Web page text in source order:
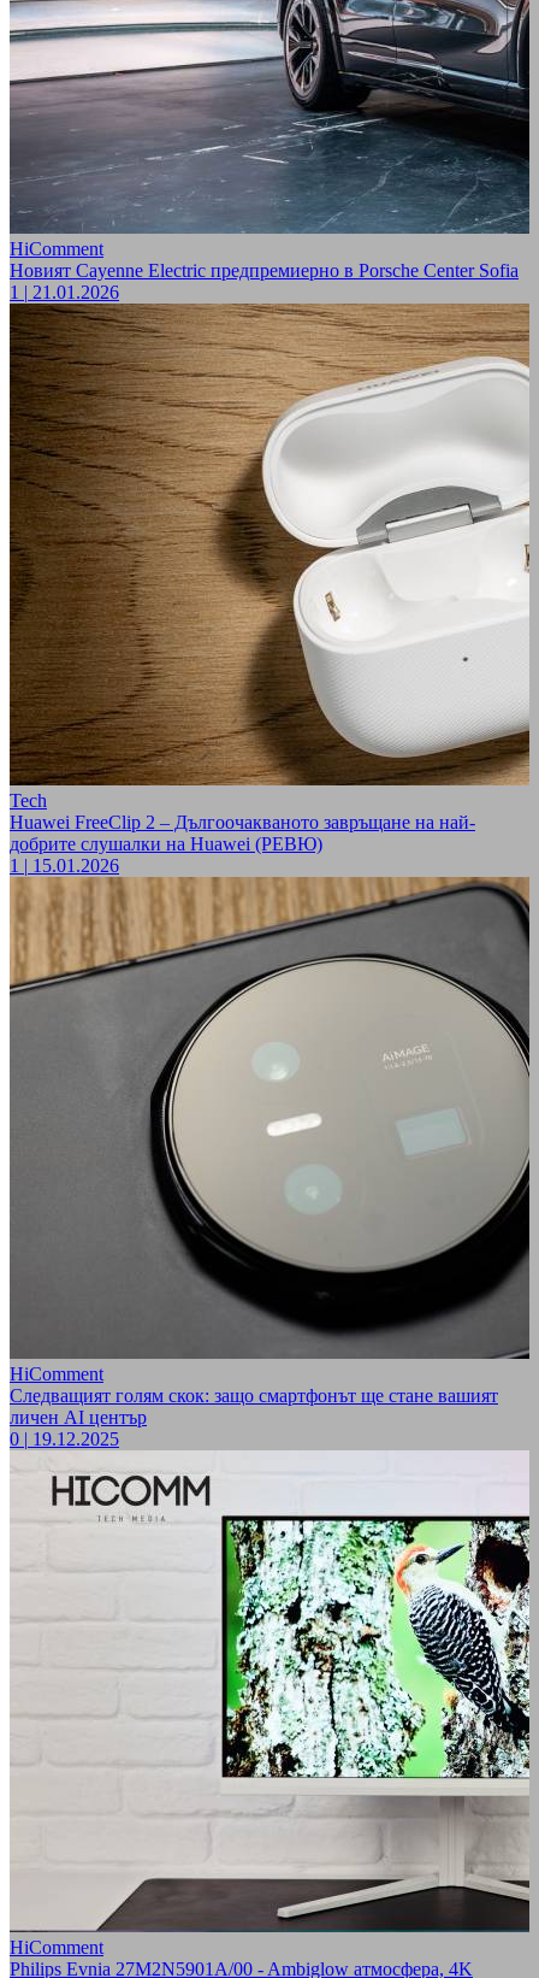
HiComment
Новият Cayenne Electric предпремиерно в Porsche Center Sofia
1 | 21.01.2026
Tech
Huawei FreeClip 2 – Дългоочакваното завръщане на най-
добрите слушалки на Huawei (РЕВЮ)
1 | 15.01.2026
HiComment
Следващият голям скок: защо смартфонът ще стане вашият
личен AI център
0 | 19.12.2025
HiComment
Philips Evnia 27M2N5901A/00 - Ambiglow атмосфера, 4K